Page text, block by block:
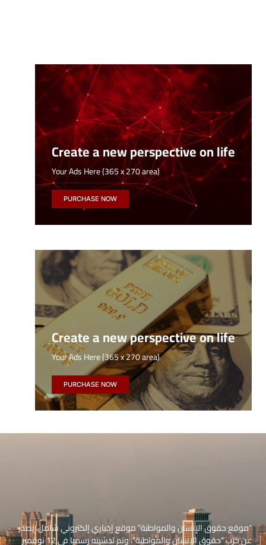
Create a new perspective on life
Your Ads Here (365 x 270 area)
PURCHASE NOW
Create a new perspective on life
Your Ads Here (365 x 270 area)
PURCHASE NOW
“موقع حقوق الإنسان والمواطنة” موقع إخباري إلكتروني شامل، يصدر
عن حزب “حقوق الإنسان والمواطنة”، وتم تدشينه رسميا في 12 نوفمبر